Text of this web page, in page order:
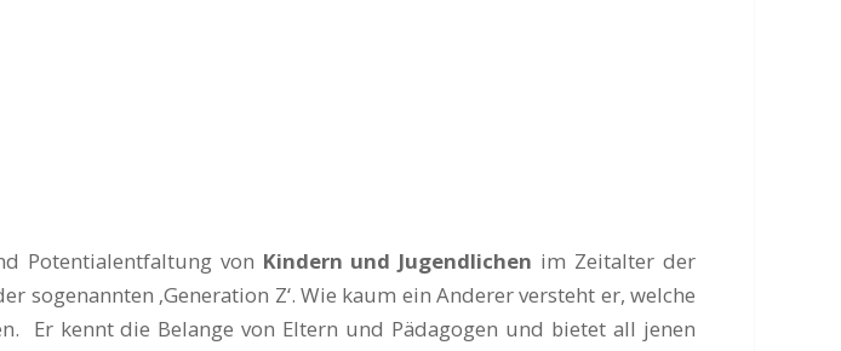
Potentialentfaltung von Kindern und Jugendlichen im Zeitalter der
sogenannten ‚Generation Z‘. Wie kaum ein Anderer versteht er, welche
Er kennt die Belange von Eltern und Pädagogen und bietet all jenen